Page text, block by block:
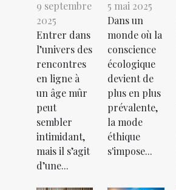
9 septembre
2025
Entrer dans
l’univers des
rencontres
en ligne à
un âge mûr
peut
sembler
intimidant,
mais il s’agit
d’une...
5 mai 2025
Dans un
monde où la
conscience
écologique
devient de
plus en plus
prévalente,
la mode
éthique
s'impose...